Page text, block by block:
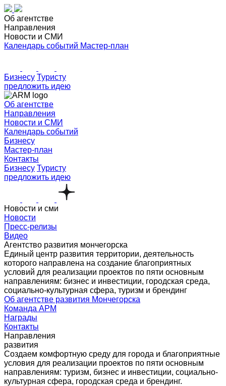
Об агентстве
Направления
Новости и СМИ
Календарь событий Мастер-план
Бизнесу Туристу
предложить идею
Об агентстве
Направления
Новости и СМИ
Календарь событий
Бизнесу
Мастер-план
Контакты
Бизнесу Туристу
предложить идею
Новости и сми
Новости
Пресс-релизы
Видео
Агентство развития мончегорска
Единый центр развития территории, деятельность
которого направлена на создание благоприятных
условий для реализации проектов по пяти основным
направлениям: бизнес и инвестиции, городская среда,
социально-культурная сфера, туризм и брендинг
Об агентстве развития Мончегорска
Команда АРМ
Награды
Контакты
Направления
развития
Создаем комфортную среду для города и благоприятные
условия для реализации проектов по пяти основным
направлениям: туризм, бизнес и инвестиции, социально-
культурная сфера, городская среда и брендинг.